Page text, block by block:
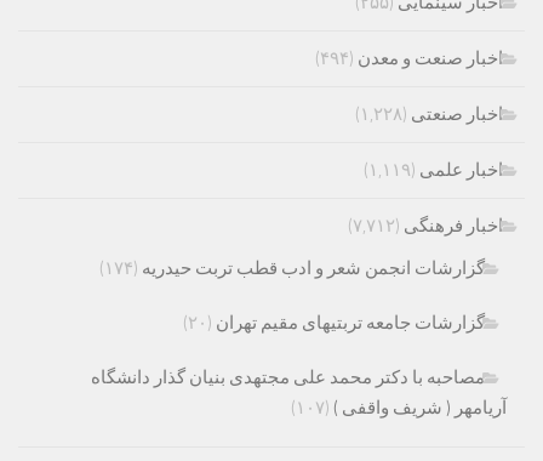
اخبار صنعت و معدن (۴۹۴)
اخبار صنعتی (۱,۲۲۸)
اخبار علمی (۱,۱۱۹)
اخبار فرهنگی (۷,۷۱۲)
گزارشات انجمن شعر و ادب قطب تربت حیدریه (۱۷۴)
گزارشات جامعه تربتیهای مقیم تهران (۲۰)
مصاحبه با دکتر محمد علی مجتهدی بنیان گذار دانشگاه
آریامهر ( شریف واقفی ) (۱۰۷)